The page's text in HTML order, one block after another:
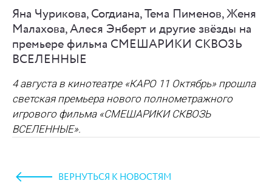
Яна Чурикова, Согдиана, Тема Пименов, Женя
Малахова, Алеся Энберт и другие звёзды на
премьере фильма СМЕШАРИКИ СКВОЗЬ
ВСЕЛЕННЫЕ
4 августа в кинотеатре «КАРО 11 Октябрь» прошла
светская премьера нового полнометражного
игрового фильма «СМЕШАРИКИ СКВОЗЬ
ВСЕЛЕННЫЕ».
https://www.high-endrolex.com/45
ВЕРНУТЬСЯ К НОВОСТЯМ